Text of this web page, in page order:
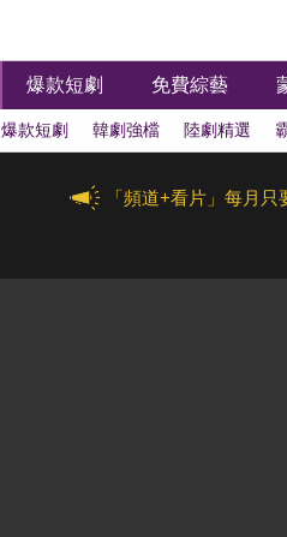
爆款短劇 免費綜藝
爆款短劇 韓劇強檔 陸劇精選
「頻道+看片」每月只